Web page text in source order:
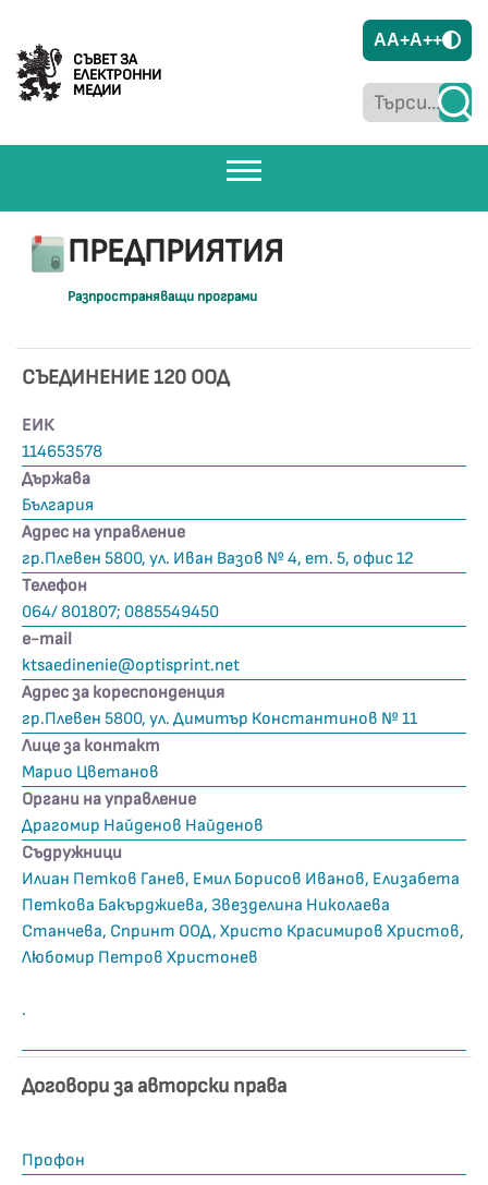
СЪВЕТ ЗА
ЕЛЕКТРОННИ
МЕДИИ
AA+A++
ПРЕДПРИЯТИЯ
Разпространяващи програми
СЪЕДИНЕНИЕ 120 ООД
ЕИК
114653578
Държава
България
Адрес на управление
гр.Плевен 5800, ул. Иван Вазов № 4, ет. 5, офис 12
Телефон
064/ 801807; 0885549450
е-mail
ktsaedinenie@optisprint.net
Адрес за кореспонденция
гр.Плевен 5800, ул. Димитър Константинов № 11
Лице за контакт
Марио Цветанов
Органи на управление
Драгомир Найденов Найденов
Съдружници
Илиан Петков Ганев, Емил Борисов Иванов, Елизабета
Петкова Бакърджиева, Звезделина Николаева
Станчева, Спринт ООД, Христо Красимиров Христов,
Любомир Петров Христонев
.
Договори за авторски права
Профон